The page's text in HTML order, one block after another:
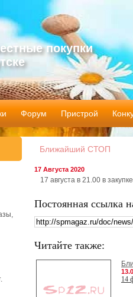
покупки
Форум Пристрой
Ближайший СТОП
17 Августа 2020
17 августа в 21.00 в
Постоянная ссылка
Читайте также:
14